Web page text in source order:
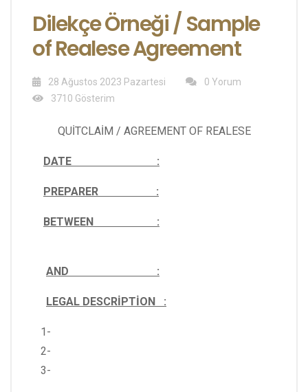
Dilekçe Örneği / Sample
of Realese Agreement
28 Ağustos 2023 Pazartesi
0 Yorum
3710 Gösterim
QUİTCLAİM / AGREEMENT OF REALESE
DATE :
PREPARER :
BETWEEN :
AND :
LEGAL DESCRİPTİON :
1-
2-
3-